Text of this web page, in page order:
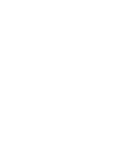
Los clientes que visiten
podrán votar por sus tres
premios, destacando el
Por otro lado, los
otorgarán en función de los
tapas con 5, 3 o 1 puntos,
La entrega de premios
ubicadas en la calle Luis M.